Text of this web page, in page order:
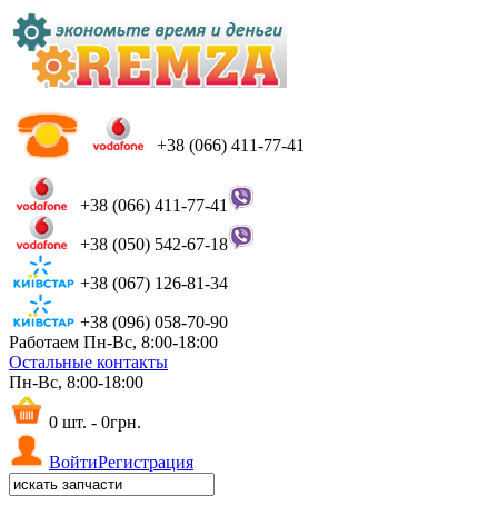
+38 (066) 411-77-41
+38 (066) 411-77-41
+38 (050) 542-67-18
+38 (067) 126-81-34
+38 (096) 058-70-90
Работаем Пн-Вс, 8:00-18:00
Остальные контакты
Пн-Вс, 8:00-18:00
0 шт. - 0грн.
ВойтиРегистрация